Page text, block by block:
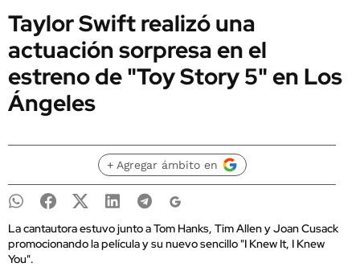
Taylor Swift realizó una
actuación sorpresa en el
estreno de "Toy Story 5" en Los
Ángeles
+ Agregar ámbito en
La cantautora estuvo junto a Tom Hanks, Tim Allen y Joan Cusack
promocionando la película y su nuevo sencillo "I Knew It, I Knew
You".